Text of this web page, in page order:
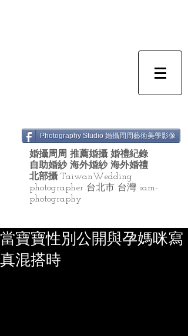
Photography Studio 婚攝周周藝術美學影像
婚攝周周 推薦婚攝 婚禮紀錄
自助婚紗 海外婚紗 海外婚禮
北部攝 TaiwanWedding
photographer 台北市 台灣 sam-
photography
當寶寶性別公開與孕媽咪寫
真混搭時